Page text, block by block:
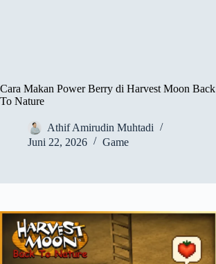
Cara Makan Power Berry di Harvest Moon Back
To Nature
Athif Amirudin Muhtadi
Juni 22, 2026
Game